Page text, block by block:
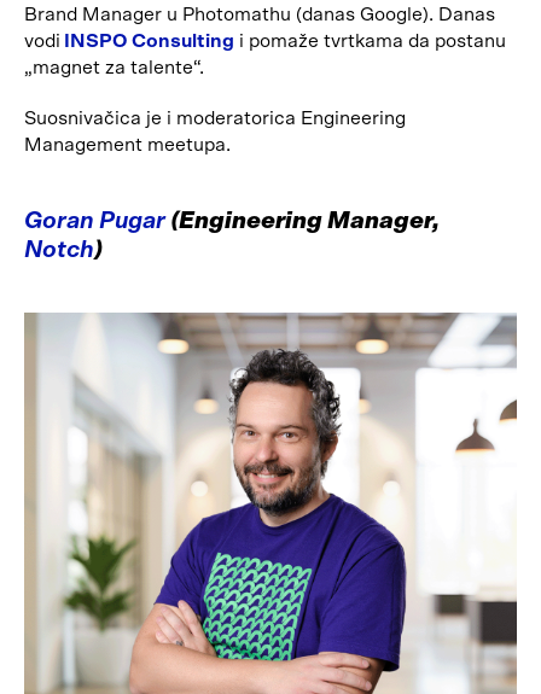
Brand Manager u Photomathu (danas Google). Danas
vodi INSPO Consulting i pomaže tvrtkama da postanu
„magnet za talente“.
Suosnivačica je i moderatorica Engineering
Management meetupa.
Goran Pugar (Engineering Manager,
Notch)